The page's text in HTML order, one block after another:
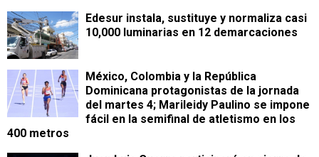
Edesur instala, sustituye y normaliza casi
10,000 luminarias en 12 demarcaciones
México, Colombia y la República
Dominicana protagonistas de la jornada
del martes 4; Marileidy Paulino se impone
fácil en la semifinal de atletismo en los
400 metros